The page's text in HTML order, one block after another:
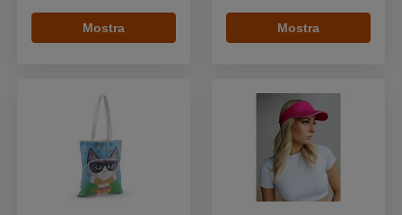
Mostra Mostra